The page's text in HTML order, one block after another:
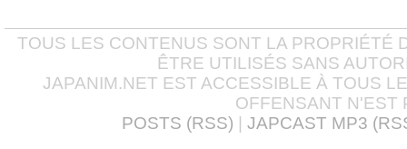
TOUS LES CONTENUS SONT LA PROPRIÉTÉ
ÊTRE UTILISÉS SANS
JAPANIM.NET EST ACCESSIBLE À TOUS
OFFENSANT N'EST
POSTS (RSS)
JAPCAST MP3